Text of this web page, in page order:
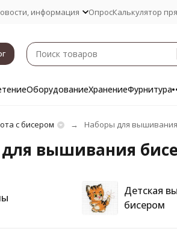
информация ОпросКалькулятор
ОборудованиеХранениеФурнитура
с бисером Наборы для
вышивания
Детская
бисером